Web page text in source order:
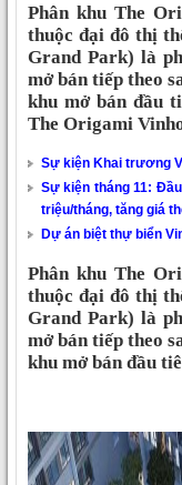
Phân khu The
thuộc đại đô thị
Grand Park) là
mở bán tiếp theo
khu mở bán đầu
The Origami
Sự kiện Khai trương
Sự kiện tháng 11:
triệu/tháng, tăng giá
Dự án biệt thự biển
Phân khu The
thuộc đại đô thị
Grand Park) là
mở bán tiếp theo
khu mở bán đầu